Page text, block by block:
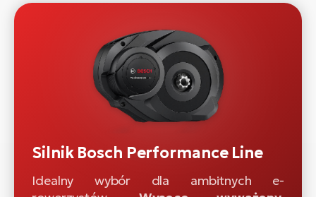
Silnik Bosch Performance Line
Idealny wybór dla ambitnych e-